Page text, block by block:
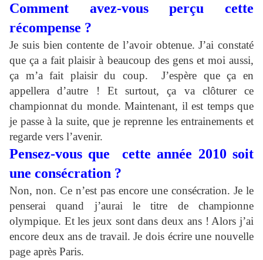
Comment avez-vous perçu cette
récompense ?
Je suis bien contente de l’avoir obtenue. J’ai constaté
que ça a fait plaisir à beaucoup des gens et moi aussi,
ça m’a fait plaisir du coup. J’espère que ça en
appellera d’autre ! Et surtout, ça va clôturer ce
championnat du monde. Maintenant, il est temps que
je passe à la suite, que je reprenne les entrainements et
regarde vers l’avenir.
Pensez-vous que cette année 2010 soit
une consécration ?
Non, non. Ce n’est pas encore une consécration. Je le
penserai quand j’aurai le titre de championne
olympique. Et les jeux sont dans deux ans ! Alors j’ai
encore deux ans de travail. Je dois écrire une nouvelle
page après Paris.